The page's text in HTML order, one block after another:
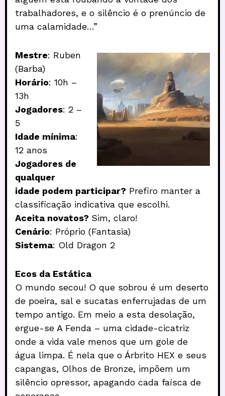
trabalhadores, e o silêncio é o prenúncio de
uma calamidade…”
Mestre: Ruben
(Barba)
Horário: 10h –
13h
Jogadores: 2 –
5
Idade mínima:
12 anos
Jogadores de
qualquer
idade podem participar? Prefiro manter a
classificação indicativa que escolhi.
Aceita novatos? Sim, claro!
Cenário: Próprio (Fantasia)
Sistema: Old Dragon 2
Ecos da Estática
O mundo secou! O que sobrou é um deserto
de poeira, sal e sucatas enferrujadas de um
tempo antigo. Em meio a esta desolação,
ergue-se A Fenda – uma cidade-cicatriz
onde a vida vale menos que um gole de
água limpa. É nela que o Árbrito HEX e seus
capangas, Olhos de Bronze, impõem um
silêncio opressor, apagando cada faísca de